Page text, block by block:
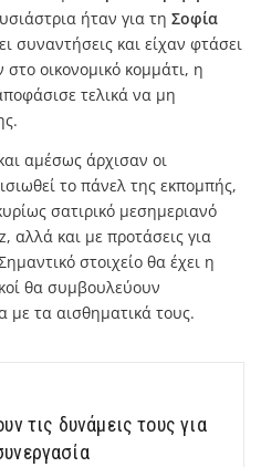
ήταν για τη Σοφία
συναντήσεις και είχαν φτάσει
οικονομικό κομμάτι, η
τελικά να μη
αμέσως άρχισαν οι
το πάνελ της εκπομπής,
σατιρικό μεσημεριανό
αλλά και με προτάσεις για
στοιχείο θα έχει η
θα συμβουλεύουν
τα αισθηματικά τους.
τις δυνάμεις τους για